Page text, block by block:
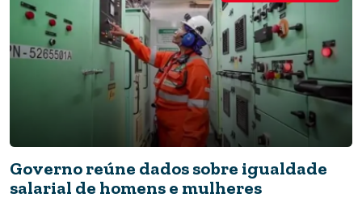
Governo reúne dados sobre igualdade
salarial de homens e mulheres